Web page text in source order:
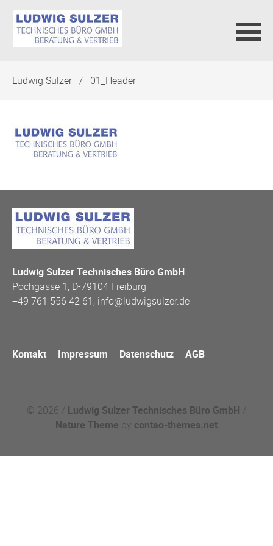
überspringen
Ludwig Sulzer 01_Header
Ludwig Sulzer Technisches Büro GmbH
Pochgasse 1, D-79104 Freiburg
+49 761 556 42 61, info@ludwigsulzer.de
überspringen
Kontakt Impressum Datenschutz AGB
© 2026 / Ludwig Sulzer Technisches Büro GmbH /
Nature Theme by contao-themes.net